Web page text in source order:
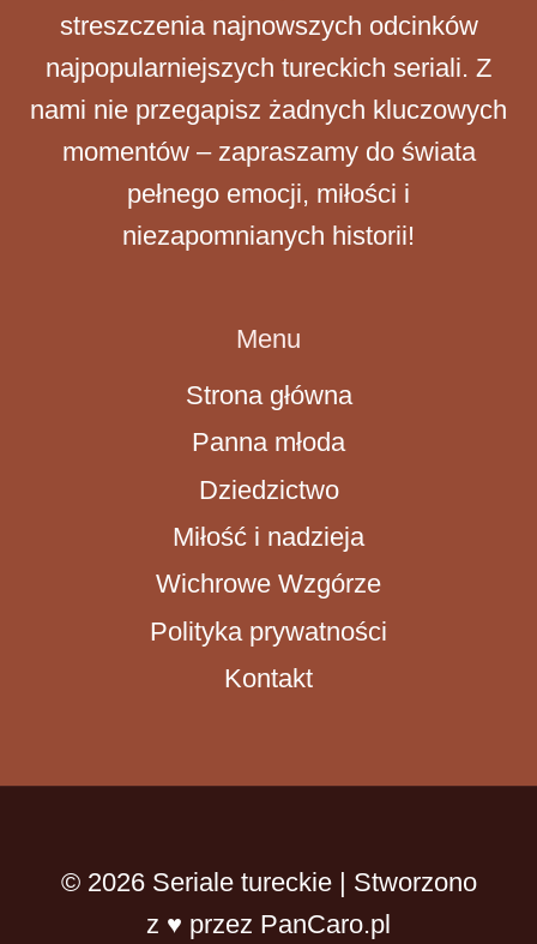
streszczenia najnowszych odcinków
najpopularniejszych tureckich seriali. Z
nami nie przegapisz żadnych kluczowych
momentów – zapraszamy do świata
pełnego emocji, miłości i
niezapomnianych historii!
Menu
Strona główna
Panna młoda
Dziedzictwo
Miłość i nadzieja
Wichrowe Wzgórze
Polityka prywatności
Kontakt
© 2026 Seriale tureckie | Stworzono
z ♥ przez PanCaro.pl